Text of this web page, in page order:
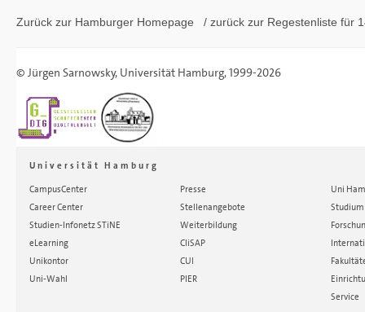
Zurück zur Hamburger Homepage / zurück zur Regestenliste für
© Jürgen Sarnowsky, Universität Hamburg, 1999-2026